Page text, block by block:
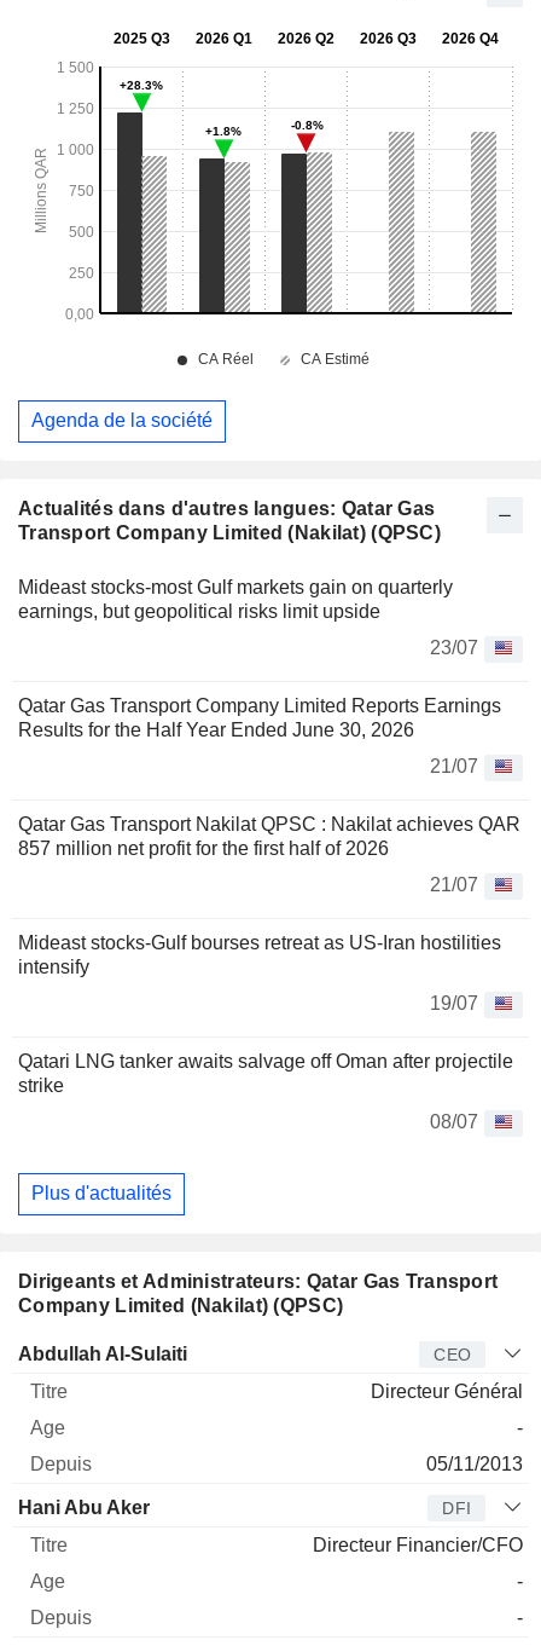
Actualités dans d'autres langues: Qatar Gas
Transport Company Limited (Nakilat) (QPSC)
Mideast stocks-most Gulf markets gain on quarterly
earnings, but geopolitical risks limit upside
23/07
Qatar Gas Transport Company Limited Reports Earnings
Results for the Half Year Ended June 30, 2026
21/07
Qatar Gas Transport Nakilat QPSC : Nakilat achieves QAR
857 million net profit for the first half of 2026
21/07
Mideast stocks-Gulf bourses retreat as US-Iran hostilities
intensify
19/07
Qatari LNG tanker awaits salvage off Oman after projectile
strike
08/07
Plus d'actualités
Dirigeants et Administrateurs: Qatar Gas Transport
Company Limited (Nakilat) (QPSC)
Dirigeant Titre Age
Abdullah Al-Sulaiti CEO
Directeur Général
-
05/11/2013
Hani Abu Aker DFI
Directeur Financier/CFO
-
-
Agenda de la société